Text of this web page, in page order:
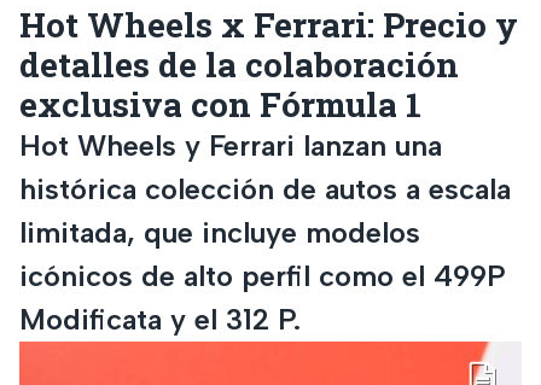
Hot Wheels x Ferrari: Precio y
detalles de la colaboración
exclusiva con Fórmula 1
Hot Wheels y Ferrari lanzan una
histórica colección de autos a escala
limitada, que incluye modelos
icónicos de alto perfil como el 499P
Modificata y el 312 P.